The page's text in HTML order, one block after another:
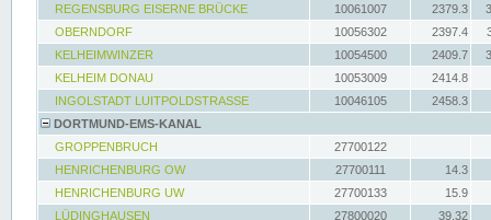
REGENSBURG EISERNE BRÜCKE
10061007 2379.3
OBERNDORF
10056302 2397.4
KELHEIMWINZER
10054500 2409.7
KELHEIM DONAU
10053009
2414.8
INGOLSTADT LUITPOLDSTRASSE
10046105
2458.3
DORTMUND-EMS-KANAL
GROPPENBRUCH
27700122
HENRICHENBURG OW
27700111
14.3
HENRICHENBURG UW
27700133
15.9
LÜDINGHAUSEN
27800020
39.32